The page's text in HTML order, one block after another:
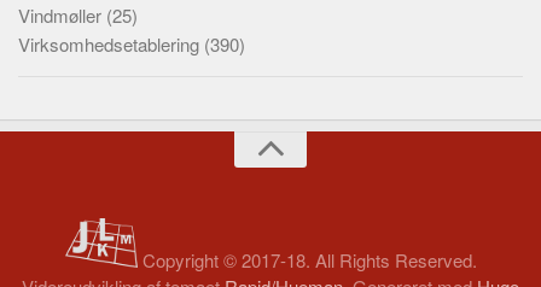
Vindmøller (25)
Virksomhedsetablering (390)
Copyright © 2017-18. All Rights Reserved.